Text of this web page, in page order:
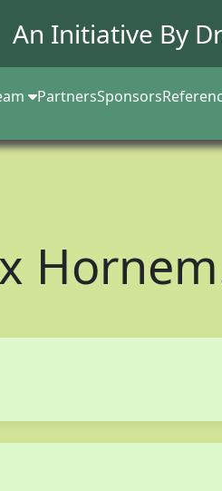
An Initiative By
PartnersSponsors